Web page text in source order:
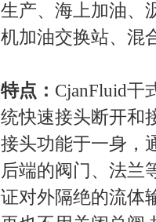
生产、海上加油、
机加油交换站、混
特点： CjanFluid干
统快速接头断开和
接头功能于一身，
后端的阀门、法兰
证对外隔绝的流体